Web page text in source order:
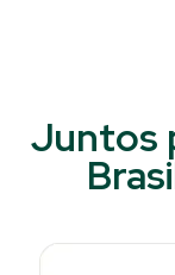
Juntos